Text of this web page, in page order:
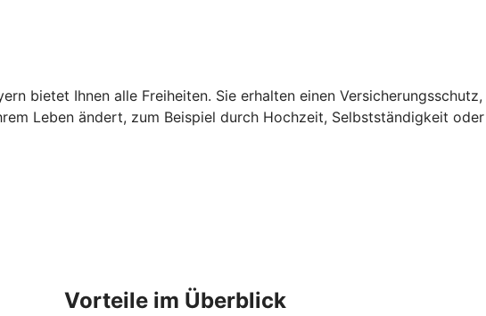
bietet Ihnen alle Freiheiten. Sie erhalten einen
Leben ändert, zum Beispiel durch Hochzeit, Selbstständigkeit
Vorteile im Überblick